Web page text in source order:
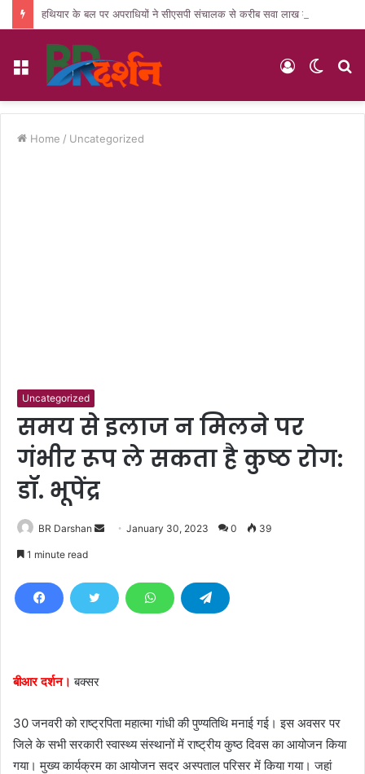
Menu
Switch
Log
Home / Uncategorized
Uncategorized
समय से इलाज न मिलने पर
गंभीर रूप ले सकता है कुष्ठ रोग:
डॉ. भूपेंद्र
BR Darshan
d
l
January 30, 2023 0 39
1 minute read
बीआर दर्शन। बक्सर
30 जनवरी को राष्ट्रपिता महात्मा गांधी की पुण्यतिथि मनाई गई। इस अवसर पर
जिले के सभी सरकारी स्वास्थ्य संस्थानों में राष्ट्रीय कुष्ठ दिवस का आयोजन किया
गया। मुख्य कार्यक्रम का आयोजन सदर अस्पताल परिसर में किया गया। जहां